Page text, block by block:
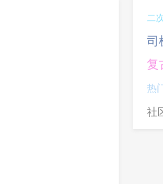
二
司
复
热
社